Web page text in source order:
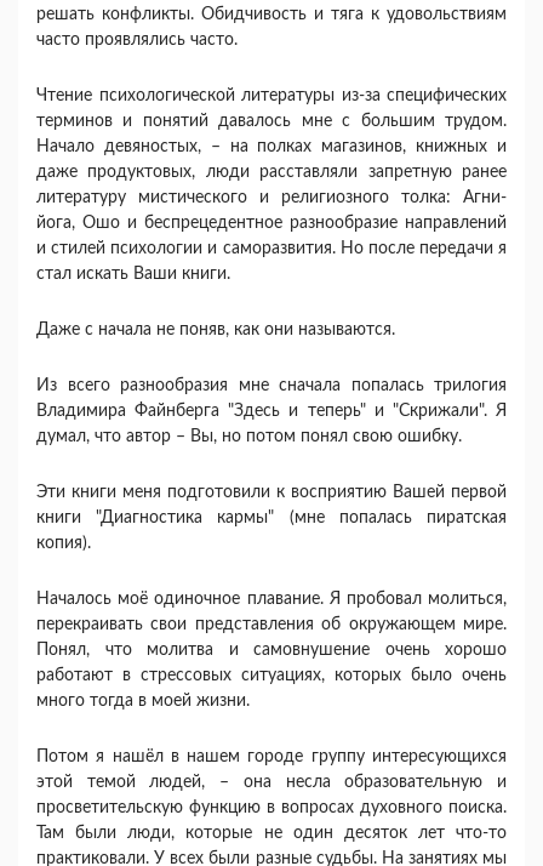
решать конфликты. Обидчивость и тяга к удовольствиям
часто проявлялись часто.
Чтение психологической литературы из-за специфических
терминов и понятий давалось мне с большим трудом.
Начало девяностых, – на полках магазинов, книжных и
даже продуктовых, люди расставляли запретную ранее
литературу мистического и религиозного толка: Агни-
йога, Ошо и беспрецедентное разнообразие направлений
и стилей психологии и саморазвития. Но после передачи я
стал искать Ваши книги.
Даже с начала не поняв, как они называются.
Из всего разнообразия мне сначала попалась трилогия
Владимира Фaйнбeргa "Здесь и теперь" и "Скрижали". Я
думал, что автор – Вы, но потом понял свою ошибку.
Эти книги меня подготовили к восприятию Вашей первой
книги "Диагностика кармы" (мне попалась пиратская
копия).
Началось моё одиночное плавание. Я пробовал молиться,
перекраивать свои представления об окружающем мире.
Понял, что молитва и самовнушение очень хорошо
работают в стрессовых ситуациях, которых было очень
много тогда в моей жизни.
Потом я нашёл в нашем городе группу интересующихся
этой темой людей, – она несла образовательную и
просветительскую функцию в вопросах духовного поиска.
Там были люди, которые не один десяток лет что-то
практиковали. У всех были разные судьбы. На занятиях мы